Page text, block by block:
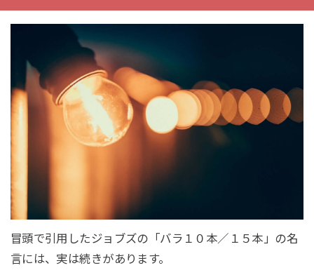
冒頭で引用したジョブズの「バラ１０本／１５本」の名
言には、実は続きがあります。